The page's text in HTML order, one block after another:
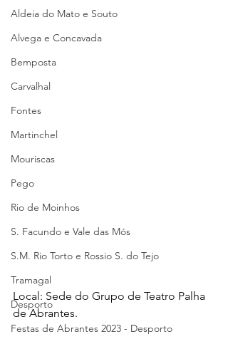
Aldeia do Mato e Souto
Alvega e Concavada
Bemposta
Carvalhal
Fontes
Martinchel
Mouriscas
Pego
Rio de Moinhos
S. Facundo e Vale das Mós
S.M. Rio Torto e Rossio S. do Tejo
Tramagal
Desporto
Festas de Abrantes 2023 - Desporto
Local: Sede do Grupo de Teatro Palha
de Abrantes.